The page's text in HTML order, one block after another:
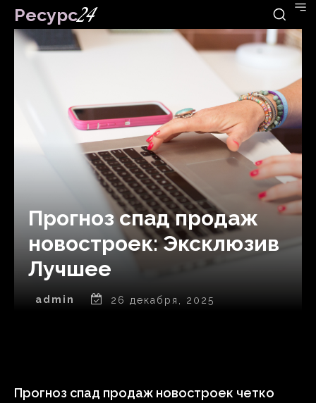
Ресурс24
Прогноз спад продаж
новостроек: Эксклюзив
Лучшее
admin 26 декабря, 2025
Прогноз спад продаж новостроек четко